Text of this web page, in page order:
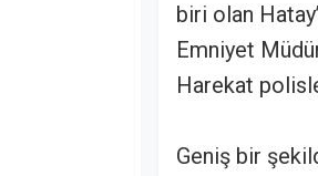
biri olan
Emniyet
Harekat
Geniş bir